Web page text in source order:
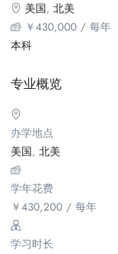
美国, 北美
￥430,000 / 每年
本科
专业概览
办学地点
美国, 北美
学年花费
￥430,200 / 每年
学习时长